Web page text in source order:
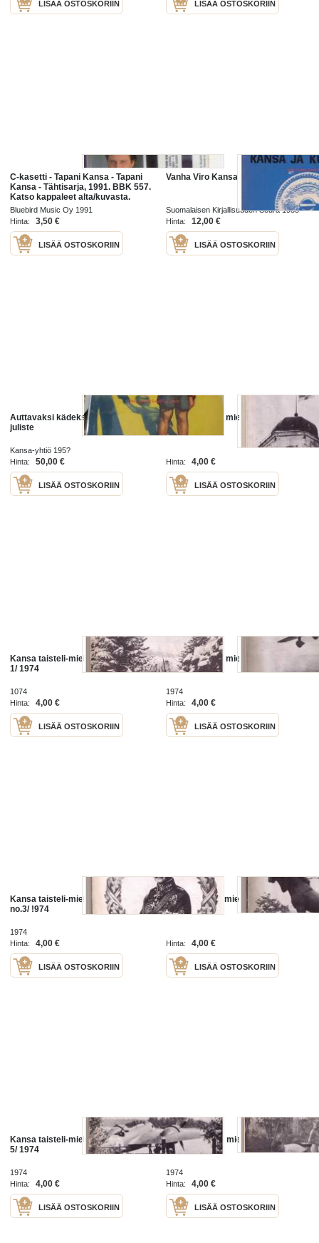
LISÄÄ OSTOSKORIIN LISÄÄ OSTOSKORIIN
C-kasetti - Tapani Kansa - Tapani
Kansa - Tähtisarja, 1991. BBK 557.
Katso kappaleet alta/kuvasta.
Bluebird Music Oy 1991
Hinta:
3,50 €
LISÄÄ OSTOSKORIIN
Vanha Viro Kansa ja kulttuuri
Suomalaisen Kirjallisuuden Seura 1955
Hinta:
12,00 €
LISÄÄ OSTOSKORIIN
Auttavaksi kädeksi Kansa-yhtiö -
juliste
Kansa-yhtiö 195?
Hinta:
50,00 €
LISÄÄ OSTOSKORIIN
Kansa taisteli, miehet kertovat
1979/6
Hinta: 4,00 €
LISÄÄ OSTOSKORIIN
Kansa taisteli-miehet kertovat No
1/ 1974
1074
Hinta:
4,00 €
LISÄÄ OSTOSKORIIN
Kansa taisteli. miehet kertovat no
2/ 1974
1974
Hinta:
4,00 €
LISÄÄ OSTOSKORIIN
Kansa taisteli-miehet kertovat
no.3/ !974
1974
Hinta:
4,00 €
LISÄÄ OSTOSKORIIN
Kansa taisteli-miehet kertovat
no.4/1974
Hinta: 4,00 €
LISÄÄ OSTOSKORIIN
Kansa taisteli-miehet kertovat no
5/ 1974
1974
Hinta:
4,00 €
LISÄÄ OSTOSKORIIN
Kansa taisteli- miehet kertovat
no.6/ 1974
1974
Hinta:
4,00 €
LISÄÄ OSTOSKORIIN